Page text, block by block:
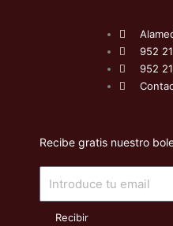
952
952
Recibe gratis nuestro
Recibir